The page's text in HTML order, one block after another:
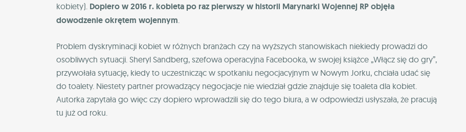
kobiety). Dopiero w 2016 r. kobieta po raz pierwszy w historii Marynarki Wojennej RP objęła
dowodzenie okrętem wojennym
Problem dyskryminacji kobiet w różnych branżach czy na wyższych stanowiskach niekiedy prowadzi do
osobliwych sytuacji. Sheryl Sandberg, szefowa operacyjna Facebooka, w swojej książce „Włącz się do gry”,
przywołała sytuację, kiedy to uczestnicząc w spotkaniu negocjacyjnym w Nowym Jorku, chciała udać się
do toalety. Niestety partner prowadzący negocjacje nie wiedział gdzie znajduje się toaleta dla kobiet.
Autorka zapytała go więc czy dopiero wprowadzili się do tego biura, a w odpowiedzi usłyszała, że pracują
tu już od roku.